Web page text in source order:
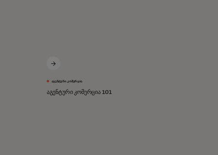
ᲐᲒᲔᲜᲢᲣᲠᲘ ᲙᲝᲛᲔᲠᲪᲘᲐ
აგენტური კომერცია 101